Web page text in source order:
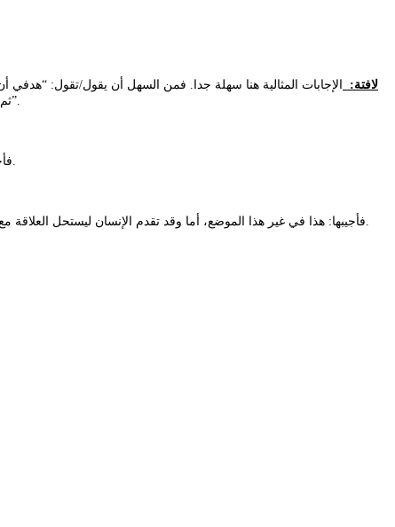
لافتة:
الإجابات المثالية هنا سهلة جدا. فمن السهل أن يقول/تقول: “هدفي
ثم أخرج مع أصدقائي قليلا، ثم أعود للبيت” !!! مثل هذا الشخص يعلن بكل بساطة وضوح: “أنا شخص عادي جدا، ولا علاقة للهدف الذي زعمته قبل قليل بما أفعله”.